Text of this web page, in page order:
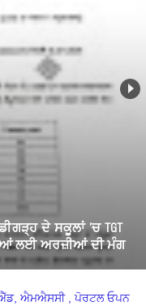
ਚੰਡੀਗੜ੍ਹ ਦੇ ਸਕੂਲਾਂ 'ਚ TGT
ਲਈ ਅਰਜ਼ੀਆਂ ਦੀ ਮੰਗ
ਐਮਐਸਸੀ , ਪੋਰਟਲ ਓਪਨ